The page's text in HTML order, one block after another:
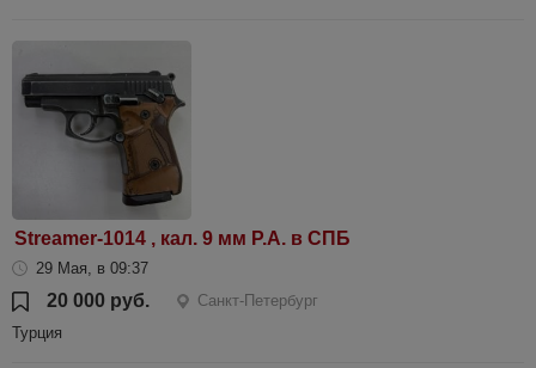
Streamer-1014 , кал. 9 мм Р.А. в СПБ
29 Мая, в 09:37
20 000 руб.
Санкт-Петербург
Турция